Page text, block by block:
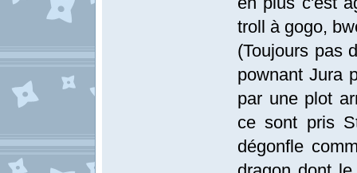
troll à gogo,
(Toujours pas
pownant Jura
par une plot
ce sont pris
dégonfle